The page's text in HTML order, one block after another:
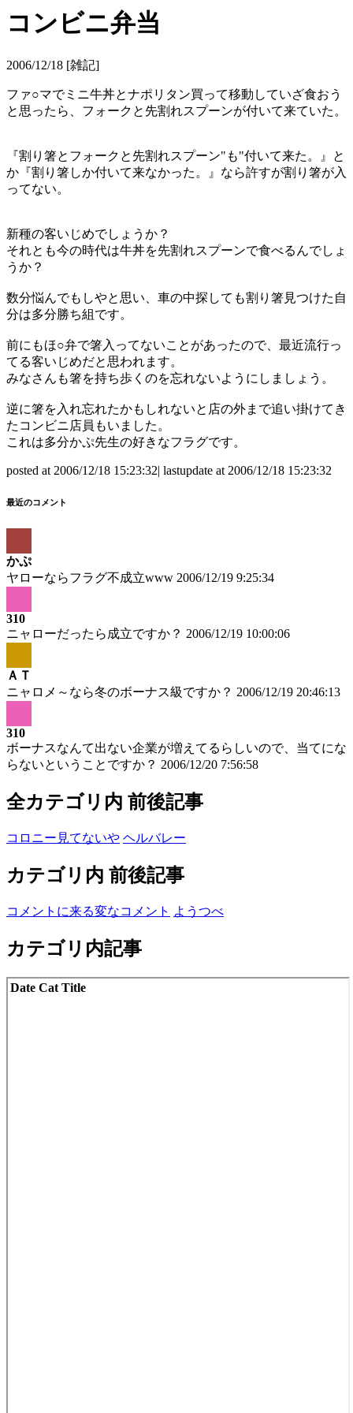
コンビニ弁当
2006/12/18 [雑記]
ファ○マでミニ牛丼とナポリタン買って移動していざ食おう
と思ったら、フォークと先割れスプーンが付いて来ていた。
『割り箸とフォークと先割れスプーン"も"付いて来た。』と
か『割り箸しか付いて来なかった。』なら許すが割り箸が入
ってない。
新種の客いじめでしょうか？
それとも今の時代は牛丼を先割れスプーンで食べるんでしょ
うか？
数分悩んでもしやと思い、車の中探しても割り箸見つけた自
分は多分勝ち組です。
前にもほ○弁で箸入ってないことがあったので、最近流行っ
てる客いじめだと思われます。
みなさんも箸を持ち歩くのを忘れないようにしましょう。
逆に箸を入れ忘れたかもしれないと店の外まで追い掛けてき
たコンビニ店員もいました。
これは多分かぷ先生の好きなフラグです。
posted at 2006/12/18 15:23:32| lastupdate at 2006/12/18 15:23:32
最近のコメント
かぷ
ヤローならフラグ不成立www 2006/12/19 9:25:34
310
ニャローだったら成立ですか？ 2006/12/19 10:00:06
ＡＴ
ニャロメ～なら冬のボーナス級ですか？ 2006/12/19 20:46:13
310
ボーナスなんて出ない企業が増えてるらしいので、当てにな
らないということですか？ 2006/12/20 7:56:58
全カテゴリ内 前後記事
コロニー見てないや ヘルバレー
カテゴリ内 前後記事
コメントに来る変なコメント ようつべ
カテゴリ内記事